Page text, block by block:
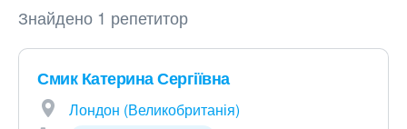
Знайдено 1 репетитор
Смик Катерина Сергіївна
Лондон (Великобританія)